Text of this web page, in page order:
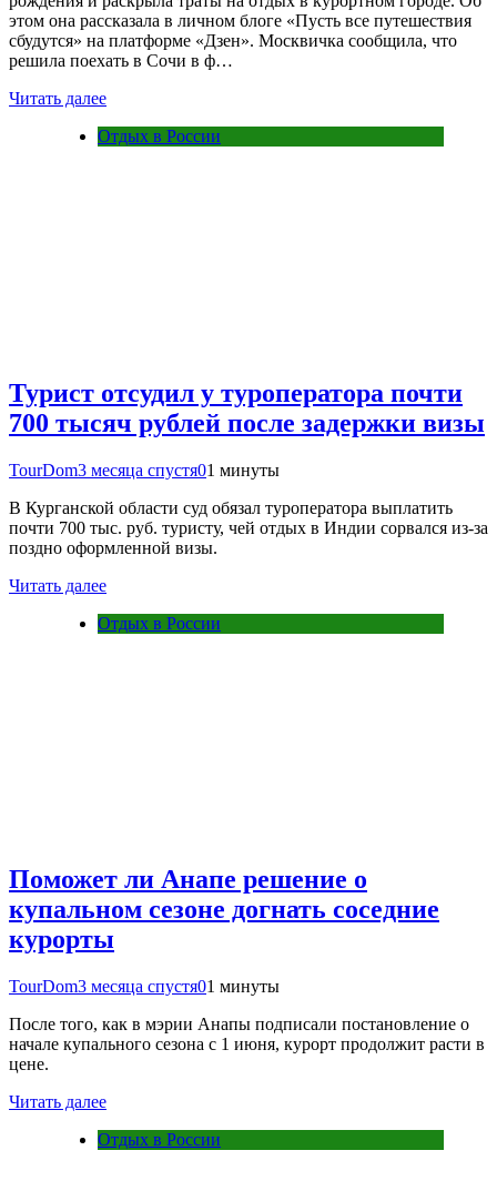
этом она рассказала в личном блоге «Пусть все путешествия
сбудутся» на платформе «Дзен». Москвичка сообщила, что
решила поехать в Сочи в ф…
Читать далее
Отдых в России
Турист отсудил у туроператора почти
700 тысяч рублей после задержки визы
TourDom3 месяца спустя01 минуты
В Курганской области суд обязал туроператора выплатить
почти 700 тыс. руб. туристу, чей отдых в Индии сорвался из-за
поздно оформленной визы.
Читать далее
Отдых в России
Поможет ли Анапе решение о
купальном сезоне догнать соседние
курорты
TourDom3 месяца спустя01 минуты
После того, как в мэрии Анапы подписали постановление о
начале купального сезона с 1 июня, курорт продолжит расти в
цене.
Читать далее
Отдых в России